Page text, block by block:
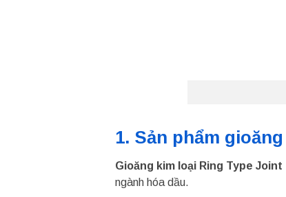
1. Sản phẩm
Gioăng kim loại Ring Type Joint
ngành hóa dầu.